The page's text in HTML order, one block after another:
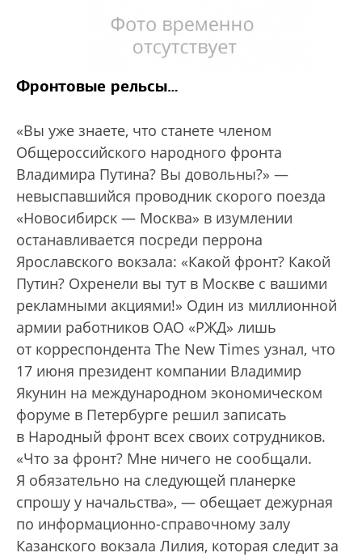
Фронтовые рельсы…
«Вы уже знаете, что станете членом
Общероссийского народного фронта
Владимира Путина? Вы довольны?» —
невыспавшийся проводник скорого поезда
«Новосибирск — Москва» в изумлении
останавливается посреди перрона
Ярославского вокзала: «Какой фронт? Какой
Путин? Охренели вы тут в Москве с вашими
рекламными акциями!» Один из миллионной
армии работников ОАО «РЖД» лишь
от корреспондента The New Times узнал, что
17 июня президент компании Владимир
Якунин на международном экономическом
форуме в Петербурге решил записать
в Народный фронт всех своих сотрудников.
«Что за фронт? Мне ничего не сообщали.
Я обязательно на следующей планерке
спрошу у начальства», — обещает дежурная
по информационно-справочному залу
Казанского вокзала Лилия, которая следит за